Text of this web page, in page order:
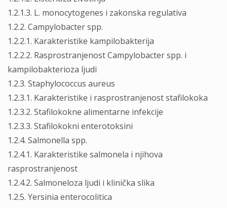
1.2.1.3. L. monocytogenes i zakonska regulativa
1.2.2. Campylobacter spp.
1.2.2.1. Karakteristike kampilobakterija
1.2.2.2. Rasprostranjenost Campylobacter spp. i
kampilobakterioza ljudi
1.2.3. Staphylococcus aureus
1.2.3.1. Karakteristike i rasprostranjenost stafilokoka
1.2.3.2. Stafilokokne alimentarne infekcije
1.2.3.3. Stafilokokni enterotoksini
1.2.4. Salmonella spp.
1.2.4.1. Karakteristike salmonela i njihova
rasprostranjenost
1.2.4.2. Salmoneloza ljudi i klinička slika
1.2.5. Yersinia enterocolitica